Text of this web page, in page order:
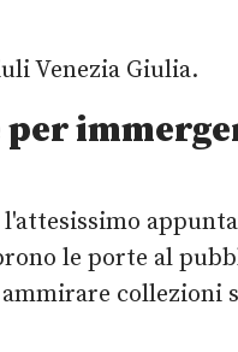
Venezia Giulia.
per
le porte al
collezioni